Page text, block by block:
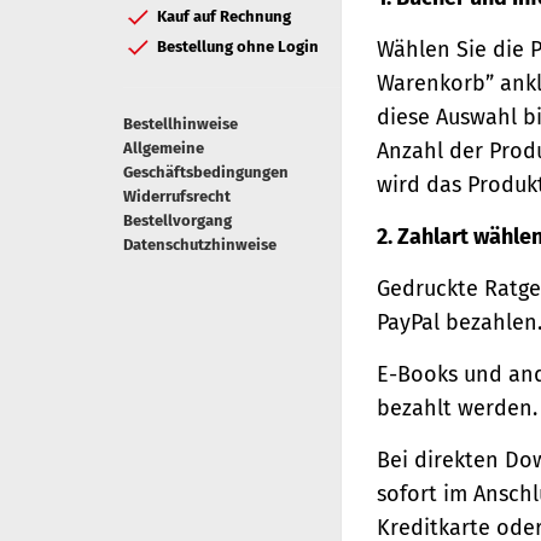
Kauf auf Rechnung
Bestellung ohne Login
Bestellhinweise
Allgemeine
Geschäftsbedingungen
Widerrufsrecht
Bestellvorgang
Datenschutzhinweise
Wählen Sie die
Warenkorb”
diese Auswahl
Anzahl der
wird das
2. Zahlart
Gedruckte
PayPal bezahlen.
E-Books und
bezahlt werden.
Bei direkten
sofort im
Kreditkarte